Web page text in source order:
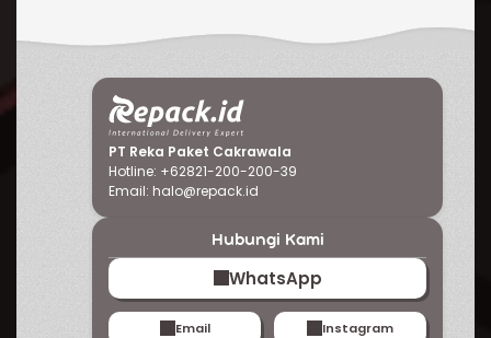
PT Reka Paket Cakrawala
Hotline: +62821-200-200-39
Email: halo@repack.id
Hubungi Kami
WhatsApp
Email Instagram